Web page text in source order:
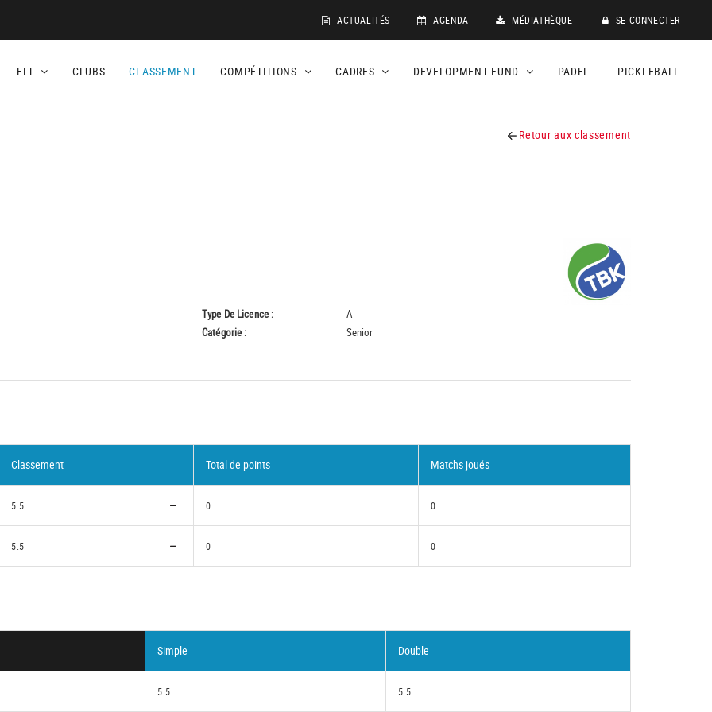
ACTUALITÉS AGENDA MÉDIATHÈQUE SE CONNECTER
FLT CLUBS CLASSEMENT COMPÉTITIONS CADRES DEVELOPMENT FUND PADEL PICKLEBALL
Retour aux classement
Type De Licence :
A
Catégorie :
Senior
Classement Total de points Matchs joués
5.5 0 0
5.5 0 0
Simple Double
5.5 5.5